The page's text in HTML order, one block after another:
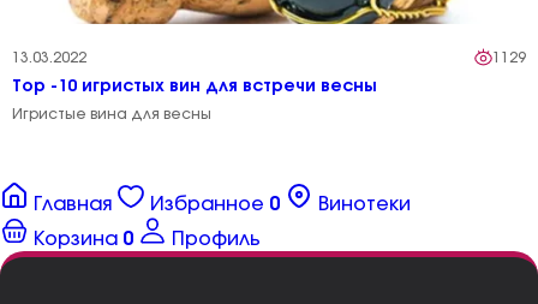
13.03.2022 1129
Тop -10 игристых вин для встречи весны
Игристые вина для весны
Главная Избранное 0
Винотеки
Корзина 0 Профиль